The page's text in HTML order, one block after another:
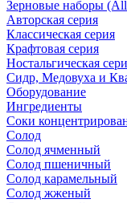
Зерновые наборы
Авторская серия
Классическая серия
Крафтовая серия
Ностальгическая
Сидр, Медовуха и
Оборудование
Ингредиенты
Соки
Солод
Солод ячменный
Солод пшеничный
Солод карамельный
Солод жженый